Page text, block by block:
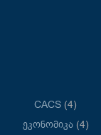
CACS (4)
Ეკონომიკა(4)